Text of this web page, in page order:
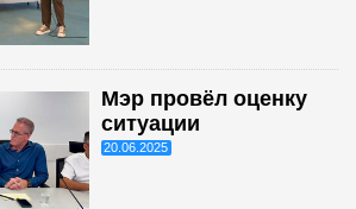
Мэр провёл оценку
ситуации
20.06.2025